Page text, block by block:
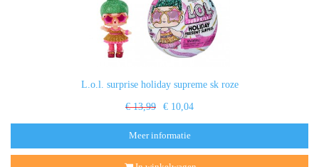
L.o.l. surprise holiday supreme sk roze
€ 13,99 € 10,04
Meer informatie